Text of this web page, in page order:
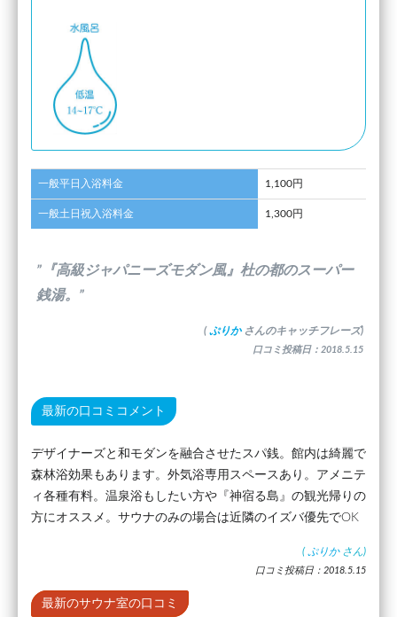
一般平日入浴料金 1,100円
一般土日祝入浴料金 1,300円
”『高級ジャパニーズモダン風』杜の都のスーパー
銭湯。”
( ぷりか さんのキャッチフレーズ)
口コミ投稿日：2018.5.15
最新の口コミコメント
デザイナーズと和モダンを融合させたスパ銭。館内は綺麗で
森林浴効果もあります。外気浴専用スペースあり。アメニテ
ィ各種有料。温泉浴もしたい方や『神宿る島』の観光帰りの
方にオススメ。サウナのみの場合は近隣のイズバ優先でOK
( ぷりか さん)
口コミ投稿日：2018.5.15
最新のサウナ室の口コミ